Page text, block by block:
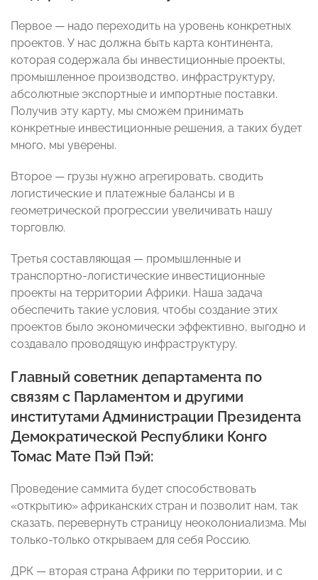
Первое — надо переходить на уровень конкретных
проектов. У нас должна быть карта континента,
которая содержала бы инвестиционные проекты,
промышленное производство, инфраструктуру,
абсолютные экспортные и импортные поставки.
Получив эту карту, мы сможем принимать
конкретные инвестиционные решения, а таких будет
много, мы уверены.
Второе — грузы нужно агрегировать, сводить
логистические и платежные балансы и в
геометрической прогрессии увеличивать нашу
торговлю.
Третья составляющая — промышленные и
транспортно-логистические инвестиционные
проекты на территории Африки. Наша задача
обеспечить такие условия, чтобы создание этих
проектов было экономически эффективно, выгодно и
создавало проводящую инфраструктуру.
Главный советник департамента по
связям с Парламентом и другими
институтами Администрации Президента
Демократической Республики Конго
Томас Мате Пэй Пэй:
Проведение саммита будет способствовать
«открытию» африканских стран и позволит нам, так
сказать, перевернуть страницу неоколониализма. Мы
только-только открываем для себя Россию.
ДРК — вторая страна Африки по территории, и с